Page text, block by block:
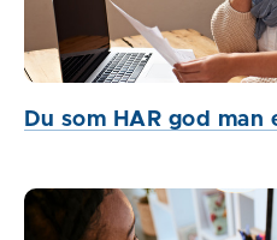
Du som HAR god